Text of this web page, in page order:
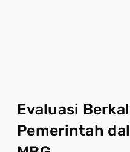
Evaluasi
Pemerintah